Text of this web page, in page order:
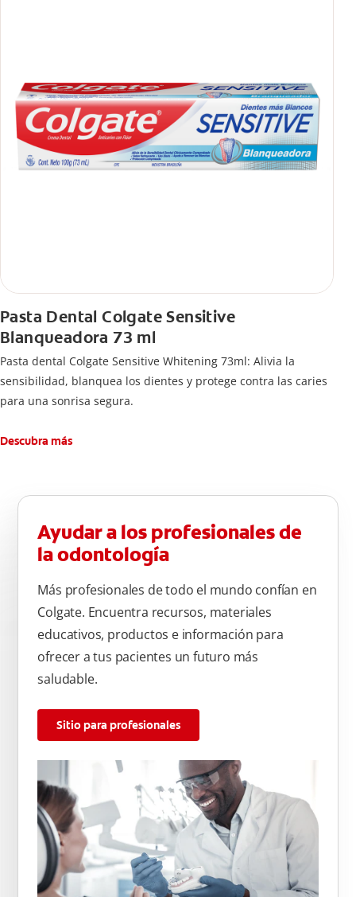
Pasta Dental Colgate Sensitive
Blanqueadora 73 ml
Pasta dental Colgate Sensitive Whitening 73ml: Alivia la
sensibilidad, blanquea los dientes y protege contra las caries
para una sonrisa segura.
Descubra más
Ayudar a los profesionales de
la odontología
Más profesionales de todo el mundo confían en
Colgate. Encuentra recursos, materiales
educativos, productos e información para
ofrecer a tus pacientes un futuro más
saludable.
Sitio para profesionales